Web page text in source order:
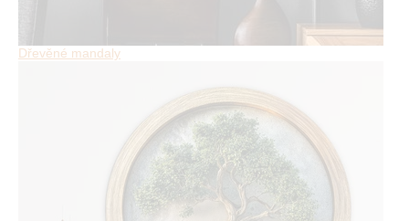
Dřevěné mandaly